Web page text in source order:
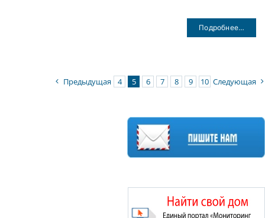
Подробнее…
Предыдущая 4 5 6 7 8 9 10 Следующая